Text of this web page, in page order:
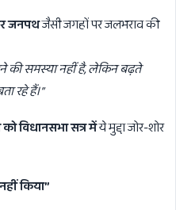
जनपथजैसी जगहों पर जलभराव की
की समस्या नहीं है,लेकिन बढ़ते
रहे हैं।”
विधानसभा सत्र मेंये मुद्दा जोर-शोर
किया”